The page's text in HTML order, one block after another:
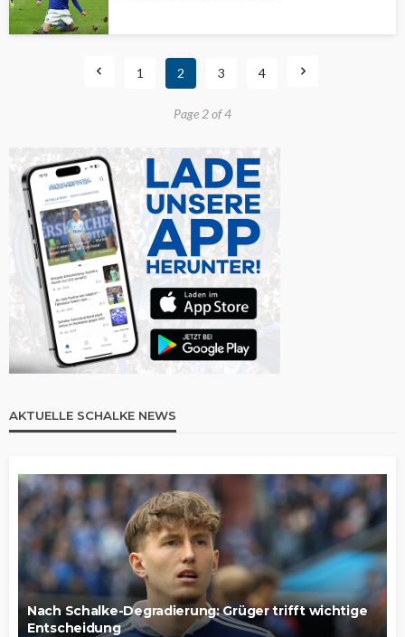
1 2 3 4
Page 2 of 4
AKTUELLE SCHALKE NEWS
Nach Schalke-Degradierung: Grüger trifft wichtige
Entscheidung